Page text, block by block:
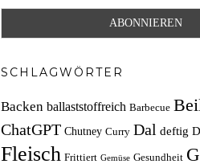
SCHLAGWÖRTER
Backen ballaststoffreich Barbecue
ChatGPT Chutney Curry Dal deftig
Fleisch Frittiert Gemüse Gesundheit